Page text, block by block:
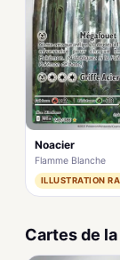
Noacier
Flamme Blanche
ILLUSTRATION
Cartes de